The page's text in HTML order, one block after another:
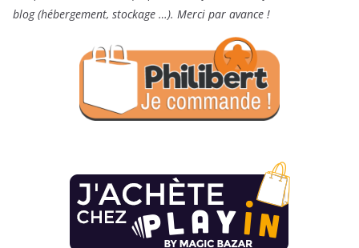
blog (hébergement, stockage …). Merci par avance !